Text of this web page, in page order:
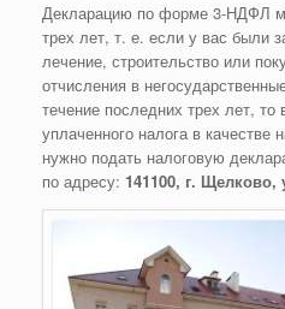
Декларацию по форме 3-НДФЛ
трех лет, т. е. если у вас были
лечение, строительство или
отчисления в
течение последних трех лет,
уплаченного налога в качестве
нужно подать налоговую
по адресу: 141100, г. Щелково,